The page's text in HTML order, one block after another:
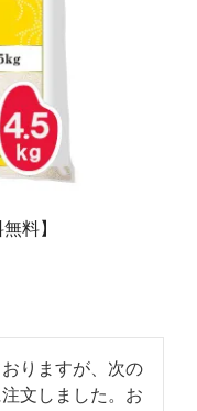
料】
りますが、次の
文しました。お